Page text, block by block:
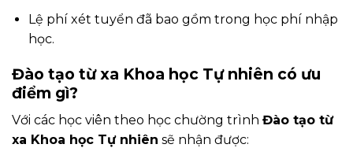
Lệ phí xét tuyển đã bao gồm trong học phí nhập
học.
Đào tạo từ xa Khoa học Tự nhiên có ưu
điểm gì?
Với các học viên theo học chường trình Đào tạo từ
xa Khoa học Tự nhiên sẽ nhận được: